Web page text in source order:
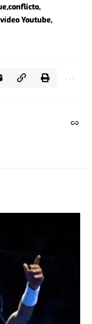
conflicto
vídeo Youtube